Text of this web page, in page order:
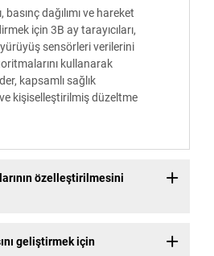
basınç dağılımı ve hareket
için 3B ay tarayıcıları,
yürüyüş sensörleri verilerini
kullanarak
kapsamlı sağlık
kişiselleştirilmiş düzeltme
özelleştirilmesini
geliştirmek için